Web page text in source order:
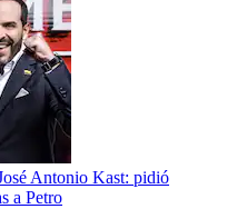
Antonio Kast: pidió
a Petro